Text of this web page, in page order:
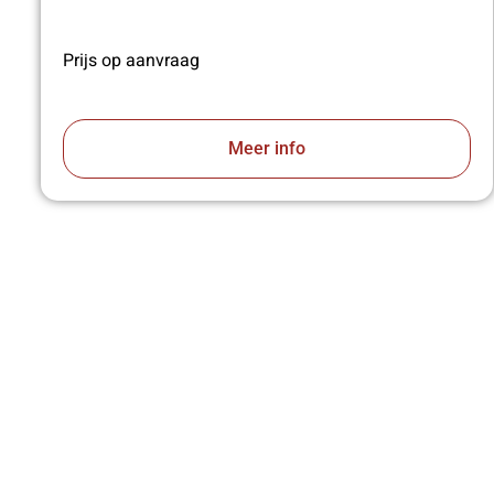
Prijs op aanvraag
Meer info